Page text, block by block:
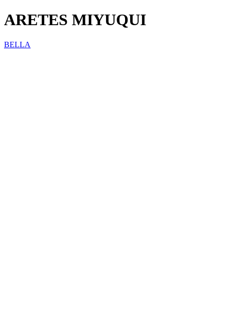
ARETES MIYUQUI
BELLA